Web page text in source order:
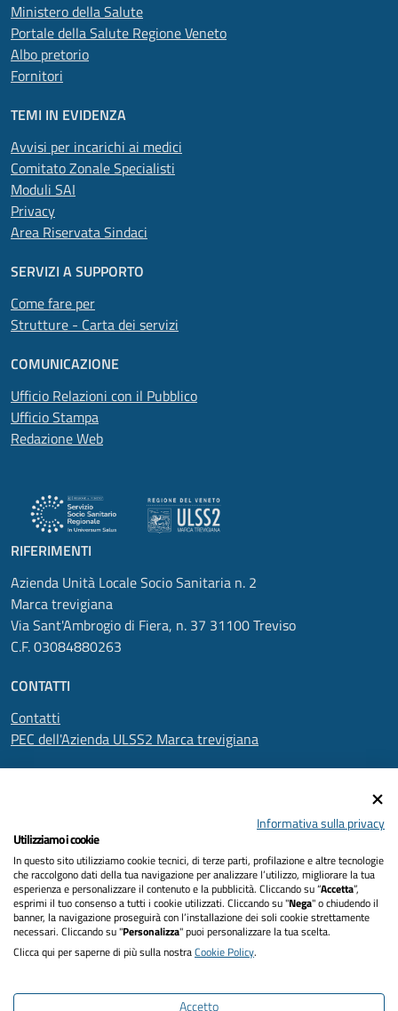
Ministero della Salute
Portale della Salute Regione Veneto
Albo pretorio
Fornitori
TEMI IN EVIDENZA
Avvisi per incarichi ai medici
Comitato Zonale Specialisti
Moduli SAI
Privacy
Area Riservata Sindaci
SERVIZI A SUPPORTO
Come fare per
Strutture - Carta dei servizi
COMUNICAZIONE
Ufficio Relazioni con il Pubblico
Ufficio Stampa
Redazione Web
RIFERIMENTI
Azienda Unità Locale Socio Sanitaria n. 2
Marca trevigiana
Via Sant'Ambrogio di Fiera, n. 37 31100 Treviso
C.F. 03084880263
CONTATTI
Contatti
PEC dell'Azienda ULSS2 Marca trevigiana
Informativa privacy
Dichiarazione di accessibilità
Note legali
Informativa sulla privacy
Utilizziamo i cookie
In questo sito utilizziamo cookie tecnici, di terze parti, profilazione e altre tecnologie
che raccolgono dati della tua navigazione per analizzare l’utilizzo, migliorare la tua
esperienza e personalizzare il contenuto e la pubblicità. Cliccando su “Accetta”,
esprimi il tuo consenso a tutti i cookie utilizzati. Cliccando su "Nega" o chiudendo il
banner, la navigazione proseguirà con l’installazione dei soli cookie strettamente
necessari. Cliccando su "Personalizza" puoi personalizzare la tua scelta.
Clicca qui per saperne di più sulla nostraCookie Policy.
Accetto